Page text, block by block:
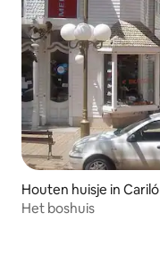
Houten huisje in Cariló
Het boshuis